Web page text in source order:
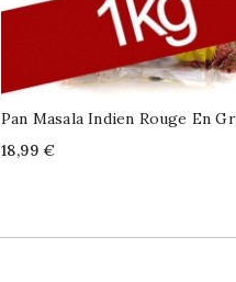
Pan Masala Indien Rouge En
Price
18,99 €